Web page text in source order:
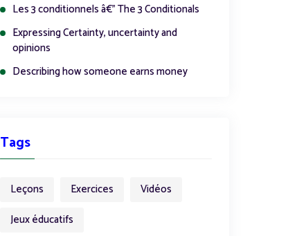
Les 3 conditionnels â€” The 3 Conditionals
Expressing Certainty, uncertainty and
opinions
Describing how someone earns money
Tags
Leçons Exercices
Vidéos
Jeux éducatifs